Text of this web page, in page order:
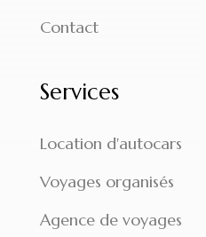
Contact
Services
Location d'autocars
Voyages organisés
Agence de voyages